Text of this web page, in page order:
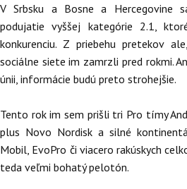
V Srbsku a Bosne a Hercegovine
podujatie vyššej kategórie 2.1,
konkurenciu. Z priebehu pretekov
sociálne siete im zamrzli pred rokmi.
únii, informácie budú preto strohejšie.
Tento rok im sem prišli tri Pro tímy
plus Novo Nordisk a silné
Mobil, EvoPro či viacero rakúskych
teda veľmi bohatý pelotón.